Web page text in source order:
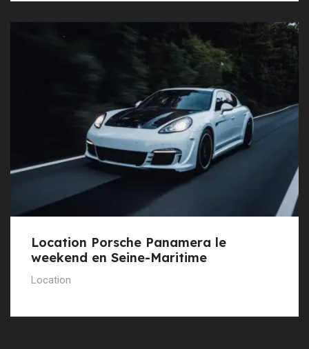
Location Porsche Panamera le
weekend en Seine-Maritime
Location